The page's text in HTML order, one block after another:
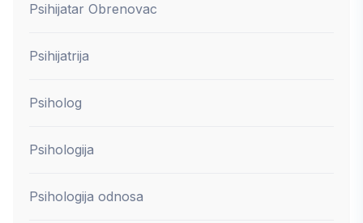
Psihijatar Obrenovac
Psihijatrija
Psiholog
Psihologija
Psihologija odnosa